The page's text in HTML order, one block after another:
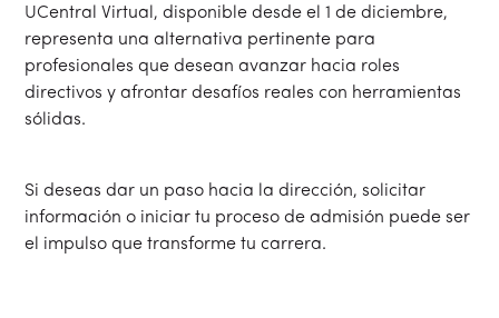
UCentral Virtual, disponible desde el 1 de diciembre,
representa una alternativa pertinente para
profesionales que desean avanzar hacia roles
directivos y afrontar desafíos reales con herramientas
sólidas.
Si deseas dar un paso hacia la dirección, solicitar
información o iniciar tu proceso de admisión puede ser
el impulso que transforme tu carrera.